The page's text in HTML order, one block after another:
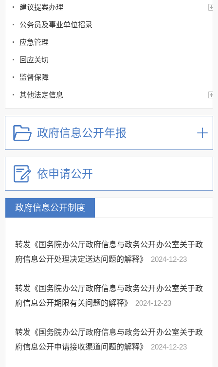
建议提案办理
公务员及事业单位招录
应急管理
回应关切
监督保障
其他法定信息
政府信息公开年报
依申请公开
政府信息公开制度
转发《国务院办公厅政府信息与政务公开办公室关于政
府信息公开处理决定送达问题的解释》
2024-12-23
转发《国务院办公厅政府信息与政务公开办公室关于政
府信息公开期限有关问题的解释》
2024-12-23
转发《国务院办公厅政府信息与政务公开办公室关于政
府信息公开申请接收渠道问题的解释》
2024-12-23